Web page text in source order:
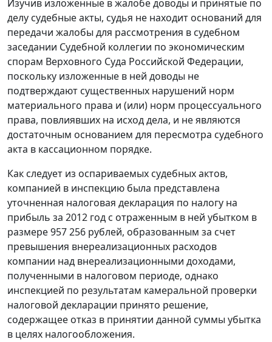
Изучив изложенные в жалобе доводы и принятые по
делу судебные акты, судья не находит оснований для
передачи жалобы для рассмотрения в судебном
заседании Судебной коллегии по экономическим
спорам Верховного Суда Российской Федерации,
поскольку изложенные в ней доводы не
подтверждают существенных нарушений норм
материального права и (или) норм процессуального
права, повлиявших на исход дела, и не являются
достаточным основанием для пересмотра судебного
акта в кассационном порядке.
Как следует из оспариваемых судебных актов,
компанией в инспекцию была представлена
уточненная налоговая декларация по налогу на
прибыль за 2012 год с отраженным в ней убытком в
размере 957 256 рублей, образованным за счет
превышения внереализационных расходов
компании над внереализационными доходами,
полученными в налоговом периоде, однако
инспекцией по результатам камеральной проверки
налоговой декларации принято решение,
содержащее отказ в принятии данной суммы убытка
в целях налогообложения.